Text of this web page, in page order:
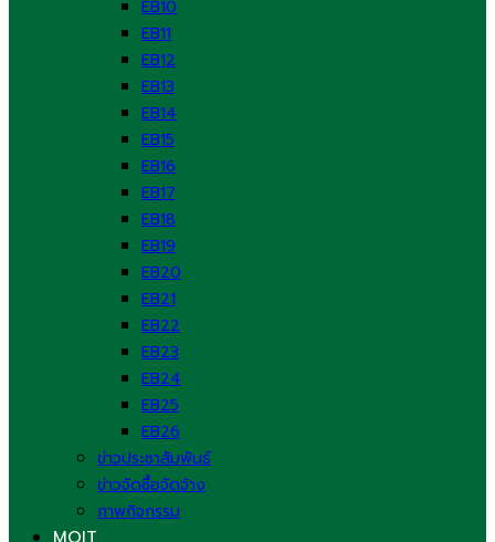
EB10
EB11
EB12
EB13
EB14
EB15
EB16
EB17
EB18
EB19
EB20
EB21
EB22
EB23
EB24
EB25
EB26
ข่าวประชาสัมพันธ์
ข่าวจัดซื้อจัดจ้าง
ภาพกิจกรรม